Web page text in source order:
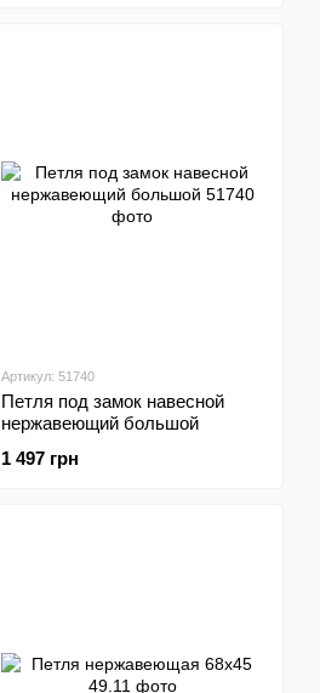
Артикул: 51740
Петля под замок навесной
нержавеющий большой
1 497 грн